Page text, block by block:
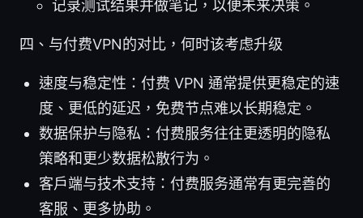
记录测试结果并做笔记，以便未来决策。
四、与付费VPN的对比，何时该考虑升级
速度与稳定性：付费 VPN 通常提供更稳定的速
度、更低的延迟，免费节点难以长期稳定。
数据保护与隐私：付费服务往往更透明的隐私
策略和更少数据松散行为。
客户端与技术支持：付费服务通常有更完善的
客服、更多协助。